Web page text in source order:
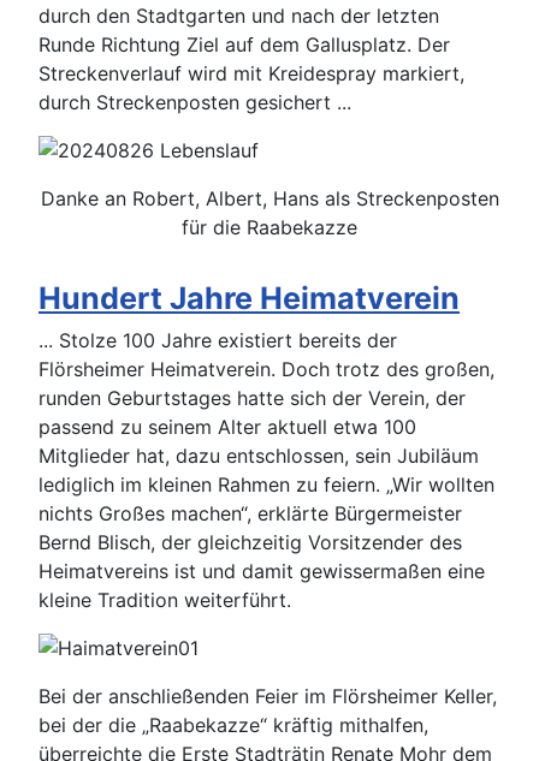
durch den Stadtgarten und nach der letzten
Runde Richtung Ziel auf dem Gallusplatz. Der
Streckenverlauf wird mit Kreidespray markiert,
durch Streckenposten gesichert ...
Danke an Robert, Albert, Hans als Streckenposten
für die Raabekazze
Hundert Jahre Heimatverein
... Stolze 100 Jahre existiert bereits der
Flörsheimer Heimatverein. Doch trotz des großen,
runden Geburtstages hatte sich der Verein, der
passend zu seinem Alter aktuell etwa 100
Mitglieder hat, dazu entschlossen, sein Jubiläum
lediglich im kleinen Rahmen zu feiern. „Wir wollten
nichts Großes machen“, erklärte Bürgermeister
Bernd Blisch, der gleichzeitig Vorsitzender des
Heimatvereins ist und damit gewissermaßen eine
kleine Tradition weiterführt.
Bei der anschließenden Feier im Flörsheimer Keller,
bei der die „Raabekazze“ kräftig mithalfen,
überreichte die Erste Stadträtin Renate Mohr dem